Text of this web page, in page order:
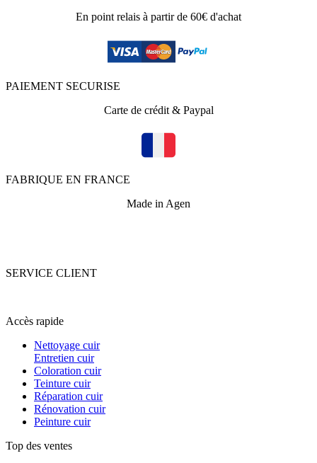
En point relais à partir de 60€ d'achat
PAIEMENT SECURISE
Carte de crédit & Paypal
FABRIQUE EN FRANCE
Made in Agen
SERVICE CLIENT
Accès rapide
Nettoyage cuir
Entretien cuir
Coloration cuir
Teinture cuir
Réparation cuir
Rénovation cuir
Peinture cuir
Top des ventes